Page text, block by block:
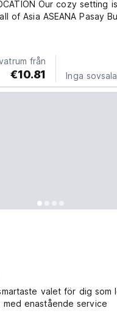
Our cozy setting
of Asia ASEANA Pasay
mall that houses:
Coffee Shops 🛒24hrs
från
€10.81 Inga
valet för dig som
enastående service